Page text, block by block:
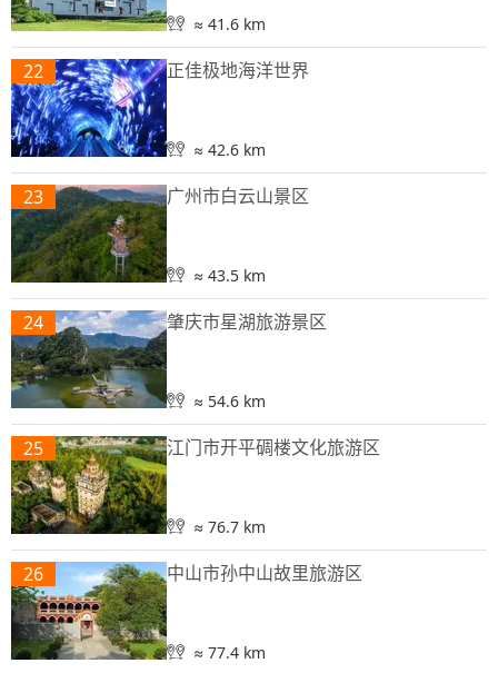
≈ 41.6 km
22 正佳极地海洋世界
≈ 42.6 km
23 广州市白云山景区
≈ 43.5 km
24 肇庆市星湖旅游景区
≈ 54.6 km
25 江门市开平碉楼文化旅游区
≈ 76.7 km
26 中山市孙中山故里旅游区
≈ 77.4 km